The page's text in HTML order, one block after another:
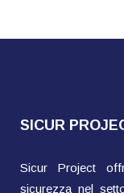
SICUR
Sicur Project
sicurezza nel